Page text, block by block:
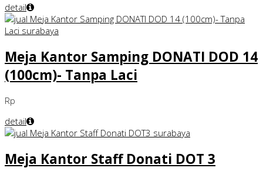
detail
Meja Kantor Samping DONATI DOD 14
(100cm)- Tanpa Laci
Rp
detail
Meja Kantor Staff Donati DOT 3